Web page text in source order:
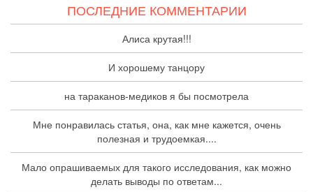
ПОСЛЕДНИЕ КОММЕНТАРИИ
Алиса крутая!!!
И хорошему танцору
на тараканов-медиков я бы посмотрела
Мне понравилась статья, она, как мне кажется, очень
полезная и трудоемкая....
Мало опрашиваемых для такого исследования, как можно
делать выводы по ответам...